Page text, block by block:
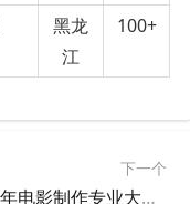
黑龙
江
100+
下一个
2024年电影制作专业大学排名及评级结果